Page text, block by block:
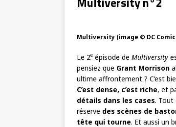
Multiversity (image © DC
Le 2e épisode de Multiversity
pensiez que Grant Morrison
ultime affrontement ? C’est
C’est dense, c’est riche, et
détails dans les cases. Tout
réserve des scènes de
tête qui tourne. Et aussi un